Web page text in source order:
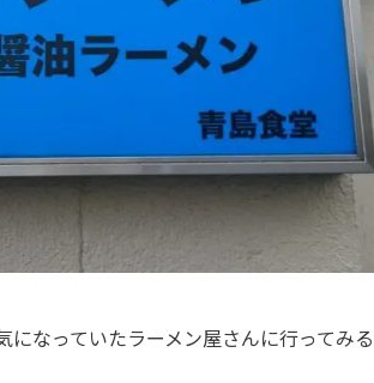
なっていたラーメン屋さんに行ってみ